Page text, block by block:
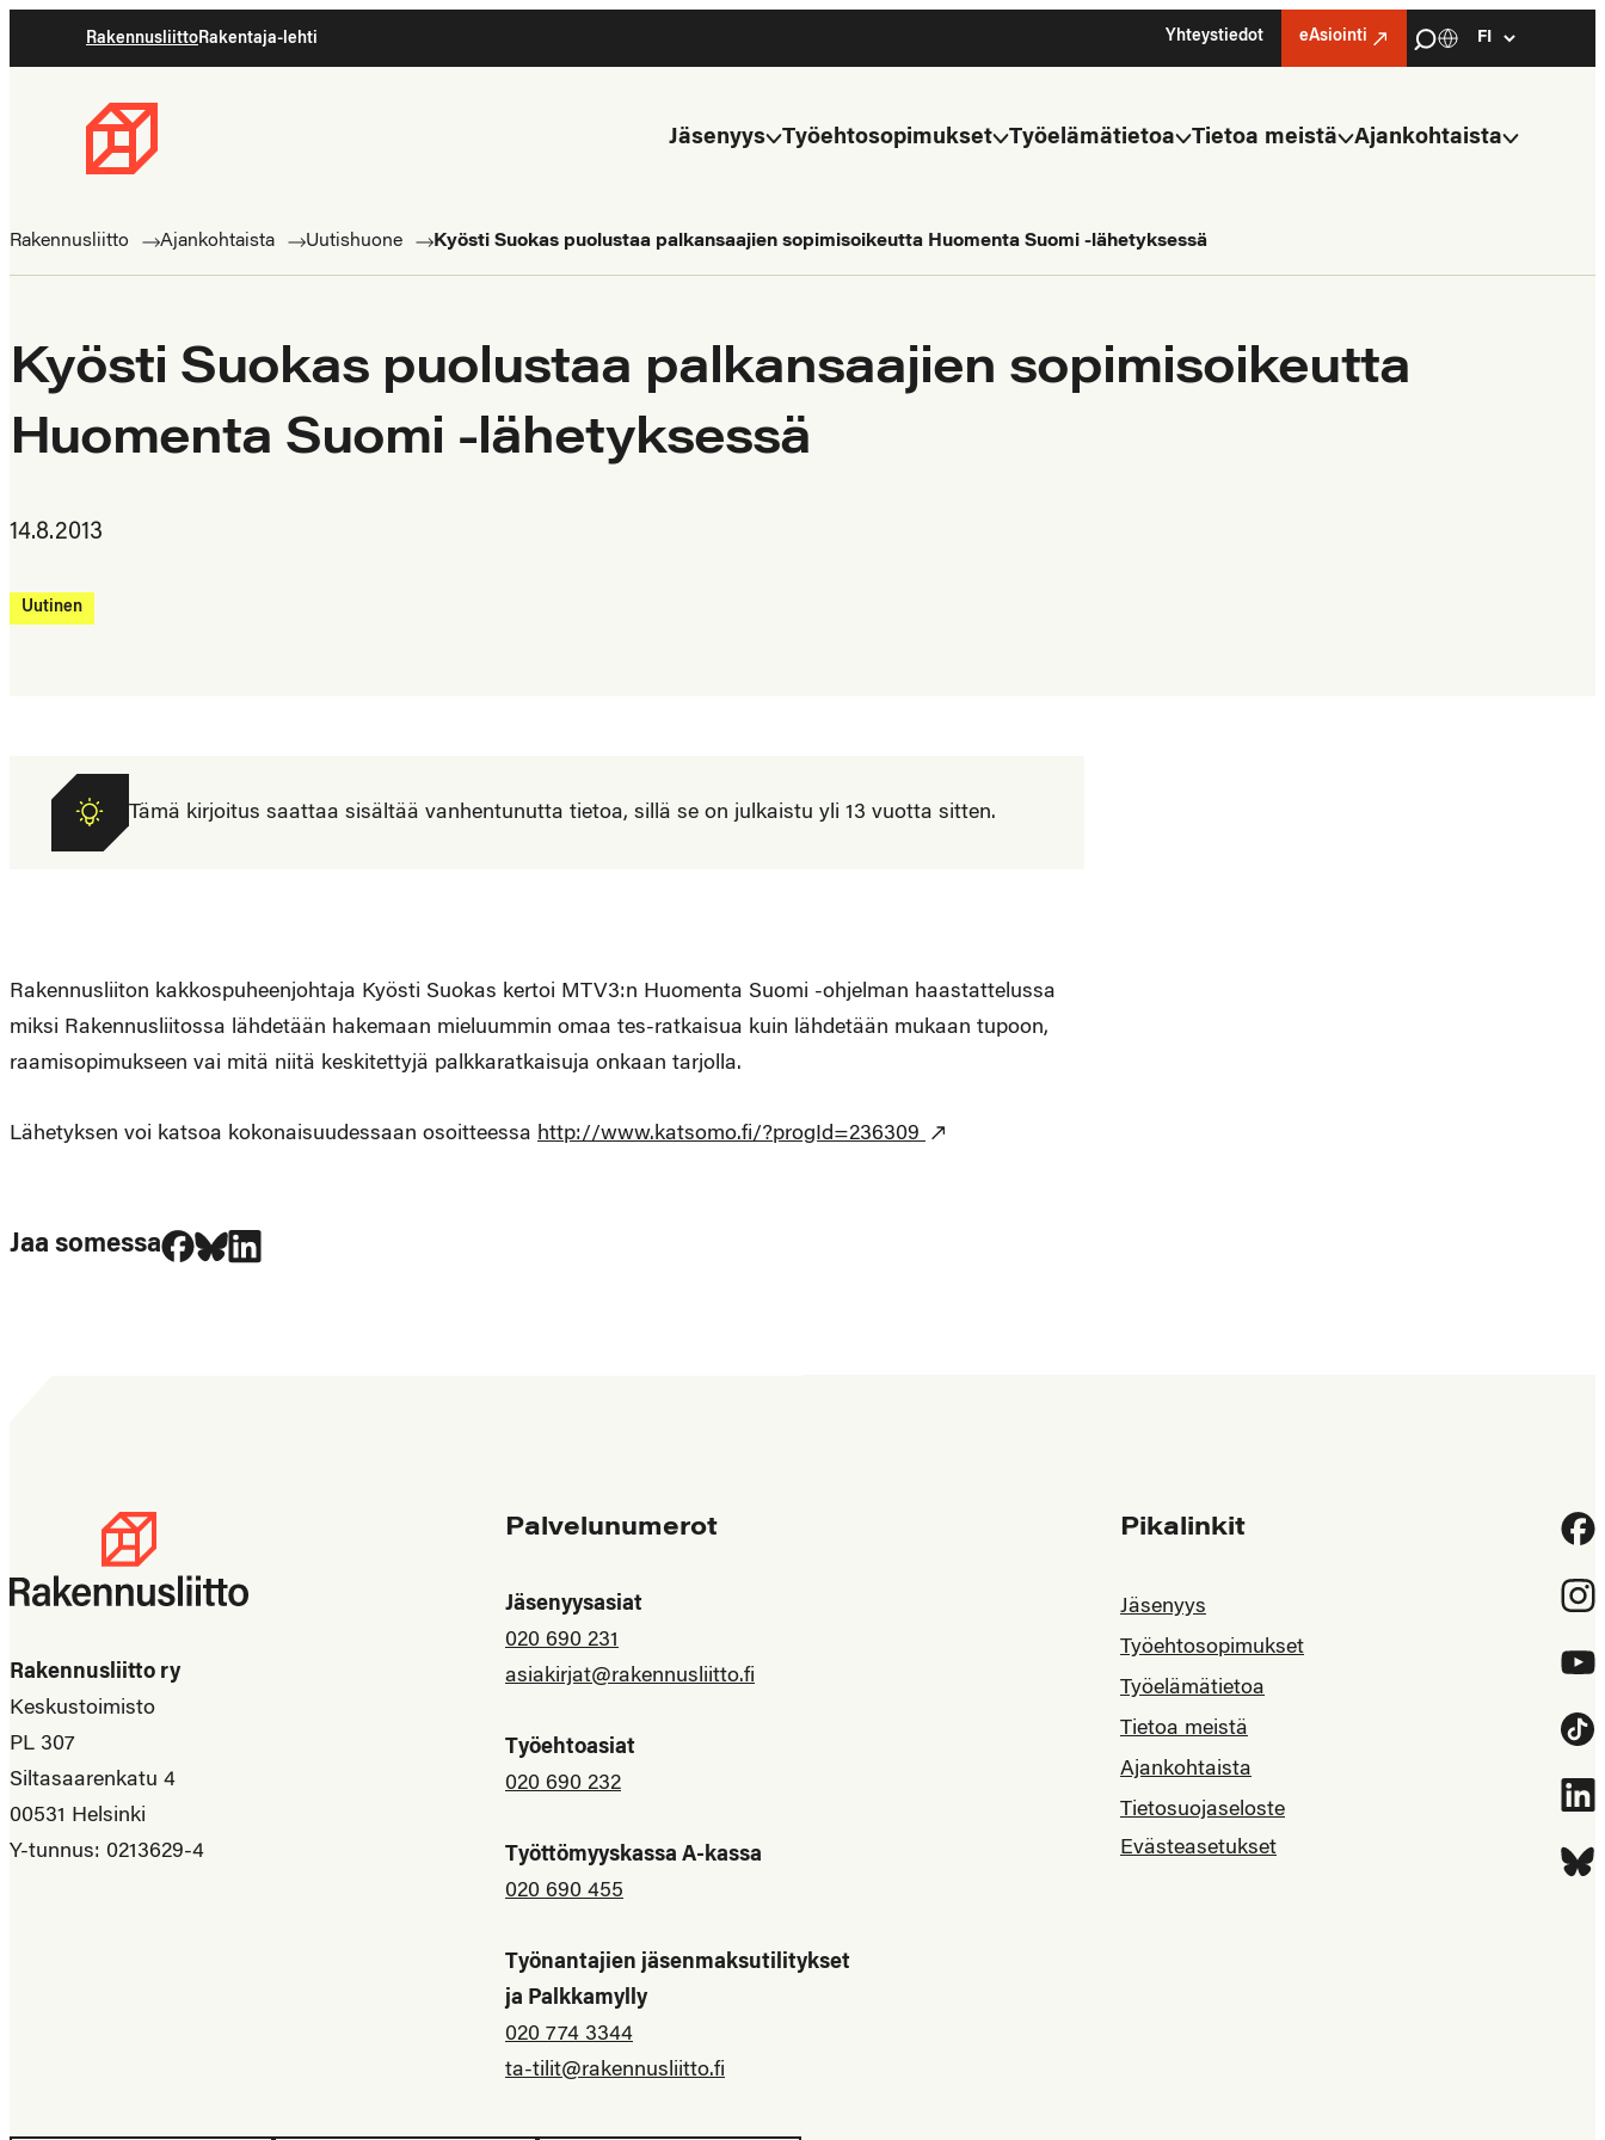
suoraan
RakennusliittoRakentaja-lehti Yhteystiedot eAsiointi
Haku
Kielivalinta
Select
Rakennusliitto
ammattilaisten
Jäsenyys Työehtosopimukset Työelämätietoa Tietoa meistä Ajankohtaista
Rakennusliitto Ajankohtaista Uutishuone Kyösti Suokas puolustaa palkansaajien sopimisoikeutta Huomenta Suomi -lähetyksessä
Kyösti Suokas puolustaa palkansaajien sopimisoikeutta
Huomenta Suomi -lähetyksessä
14.8.2013
Uutinen
Tämä kirjoitus saattaa sisältää vanhentunutta tietoa, sillä se on julkaistu yli 13 vuotta sitten.
Rakennusliiton kakkospuheenjohtaja Kyösti Suokas kertoi MTV3:n Huomenta Suomi -ohjelman haastattelussa
miksi Rakennusliitossa lähdetään hakemaan mieluummin omaa tes-ratkaisua kuin lähdetään mukaan tupoon,
raamisopimukseen vai mitä niitä keskitettyjä palkkaratkaisuja onkaan tarjolla.
Lähetyksen voi katsoa kokonaisuudessaan osoitteessa http://www.katsomo.fi/?progId=236309
Jaa somessa
Jaa Facebookissa
Jaa Blueskyssa
Jaa LinkedIn:ssä
Rakennusliitto ry
Keskustoimisto
PL 307
Siltasaarenkatu 4
00531 Helsinki
Y-tunnus: 0213629-4
Palvelunumerot
Jäsenyysasiat
020 690 231
asiakirjat@rakennusliitto.fi
Työehtoasiat
020 690 232
Työttömyyskassa A-kassa
020 690 455
Työnantajien jäsenmaksutilitykset
ja Palkkamylly
020 774 3344
ta-tilit@rakennusliitto.fi
Pikalinkit
Jäsenyys
Työehtosopimukset
Työelämätietoa
Tietoa meistä
Ajankohtaista
Tietosuojaseloste
Evästeasetukset